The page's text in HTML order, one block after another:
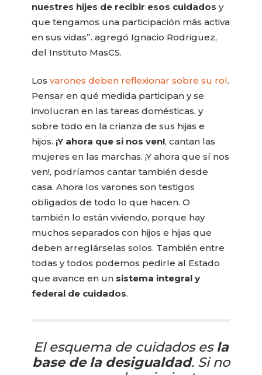
nuestres hijes de recibir esos cuidados y
que tengamos una participación más activa
en sus vidas”. agregó Ignacio Rodriguez,
del Instituto MasCS.
Losvarones deben reflexionar sobre su rol.
Pensar en qué medida participan y se
involucran en las tareas domésticas, y
sobre todo en la crianza de sus hijas e
hijos. ¡Y ahora que si nos ven!, cantan las
mujeres en las marchas. ¡Y ahora que sí nos
ven!, podríamos cantar también desde
casa. Ahora los varones son testigos
obligados de todo lo que hacen. O
también lo están viviendo, porque hay
muchos separados con hijos e hijas que
deben arreglárselas solos. También entre
todas y todos podemos pedirle al Estado
que avance en un sistema integral y
federal de cuidados.
El esquema de cuidados esla
base de la desigualdad. Si no